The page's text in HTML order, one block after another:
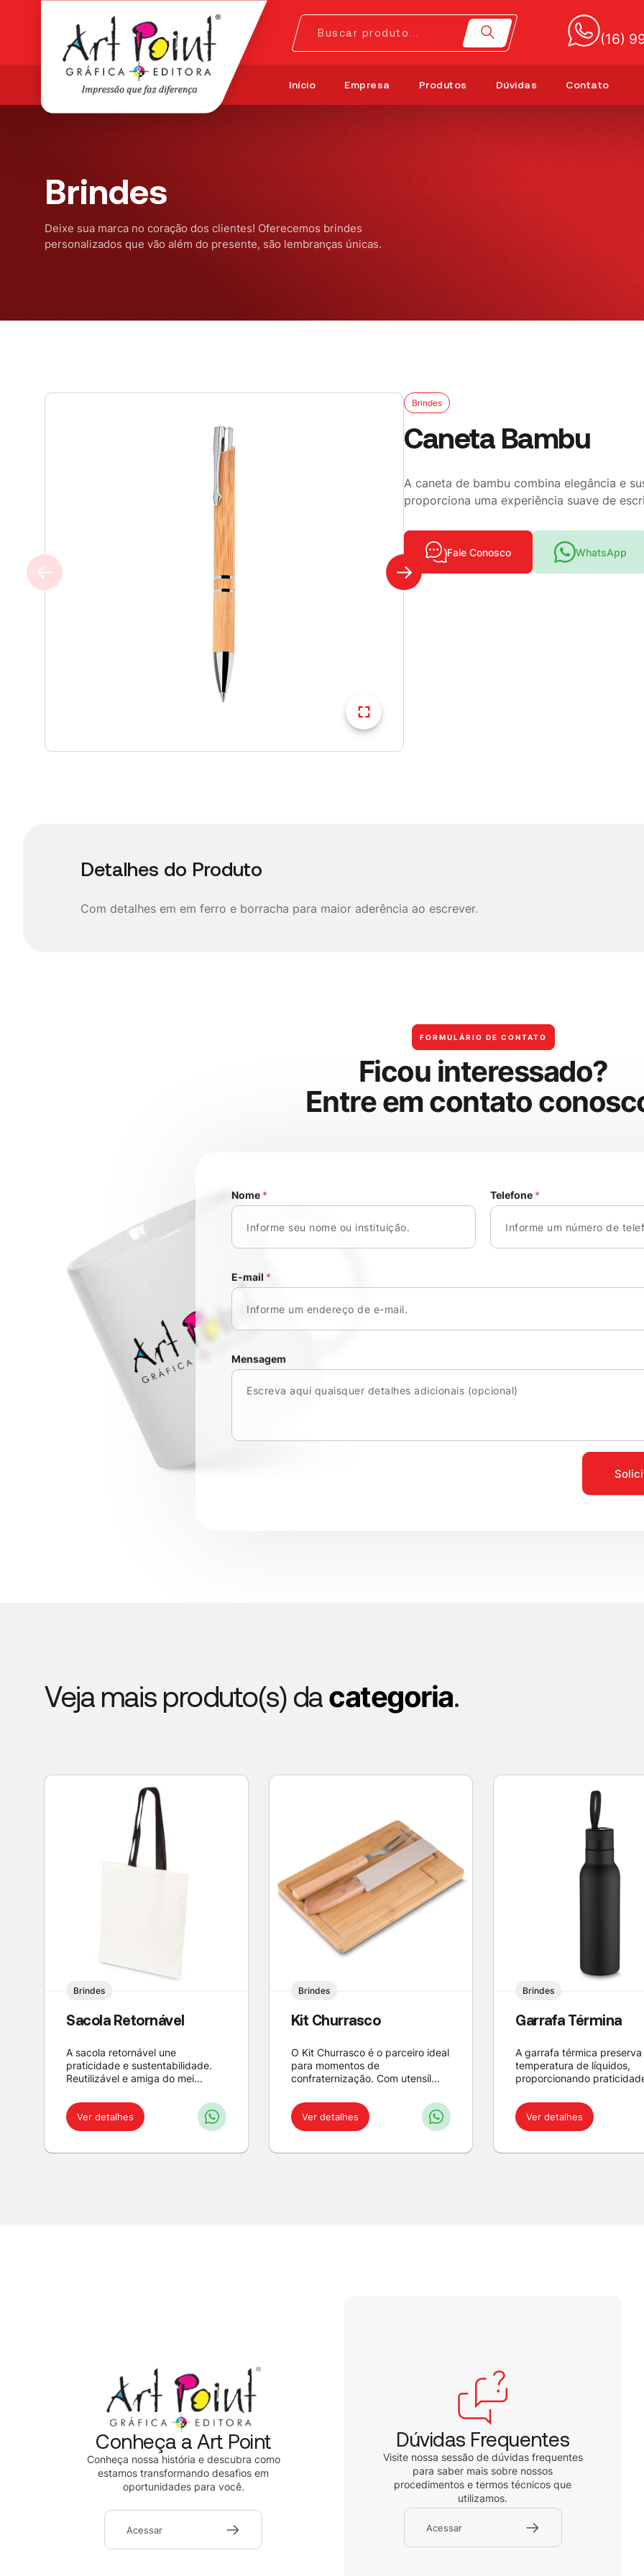
(16)
Início Empresa Produtos Dúvidas Contato
Brindes
Deixe sua marca no coração dos clientes! Oferecemos brindes
personalizados que vão além do presente, são lembranças únicas.
Brindes
Caneta Bambu
A caneta de bambu combina elegância e
proporciona uma experiência suave de
Fale Conosco WhatsApp
Detalhes do Produto
Com detalhes em em ferro e borracha para maior aderência ao escrever.
FORMULÁRIO DE CONTATO
Ficouinteressado?
Entreemcontatoconosc
Nome * Telefone *
E-mail *
Mensagem
Veja mais produto(s) da categoria.
Brindes
Sacola Retornável
A sacola retornável une
praticidade e sustentabilidade.
Reutilizável e amiga do mei...
Ver detalhes
Brindes
Kit Churrasco
O Kit Churrasco é o parceiro ideal
para momentos de
confraternização. Com utensíl...
Ver detalhes
Brindes
Garrafa Términa
A garrafa térmica
temperatura de líquidos,
proporcionando
Ver detalhes
Conheça a Art Point
Conheça nossa história e descubra como
estamos transformando desafios em
oportunidades para você.
Acessar
Dúvidas Frequentes
Visite nossa sessão de dúvidas frequentes
para saber mais sobre nossos
procedimentos e termos técnicos que
utilizamos.
Acessar